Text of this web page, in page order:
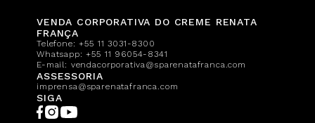
VENDA CORPORATIVA DO CREME RENATA
FRANÇA
Telefone:+55 11 3031-8300
Whatsapp:+55 11 96054-8341
E-mail: vendacorporativa@sparenatafranca.com
ASSESSORIA
imprensa@sparenatafranca.com
SIGA